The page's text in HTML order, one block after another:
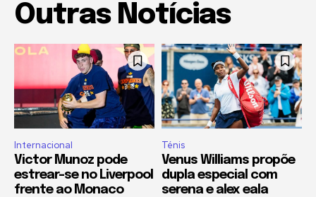
Outras Notícias
Internacional
Victor Munoz pode
estrear-se no Liverpool
frente ao Monaco
Ténis
Venus Williams propõe
dupla especial com
serena e alex eala